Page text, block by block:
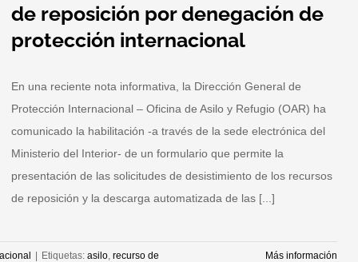
de reposición por denegación de
protección internacional
En una reciente nota informativa, la Dirección General de
Protección Internacional – Oficina de Asilo y Refugio (OAR) ha
comunicado la habilitación -a través de la sede electrónica del
Ministerio del Interior- de un formulario que permite la
presentación de las solicitudes de desistimiento de los recursos
de reposición y la descarga automatizada de las [...]
Etiquetas: asilo, recurso de Más información